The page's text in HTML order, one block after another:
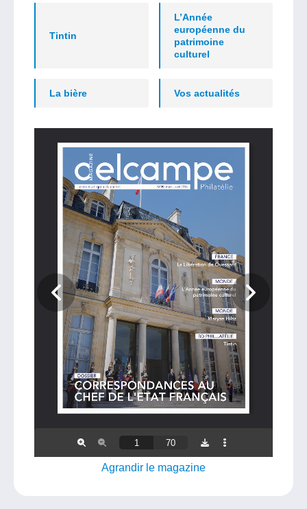
Tintin
L’Année
européenne du
patrimoine
culturel
La bière Vos actualités
Agrandir le magazine